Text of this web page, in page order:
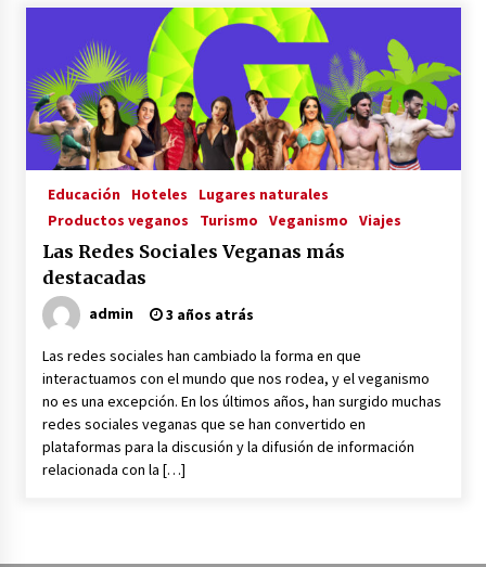
TOP 3: Mejores Proteínas Veganas 2023
3 años atrás
La Primera Maquina Casera para Crear Carne
Vegetal
3 años atrás
el Mundo Empresarial Vegano
3 años atrás
Viajar en moto por Colombia
3 años atrás
Educación Hoteles
Lugares naturales
Productos veganos
Turismo Veganismo Viajes
Las Redes Sociales Veganas más
destacadas
admin 3 años atrás
Las redes sociales han cambiado la forma en que
interactuamos con el mundo que nos rodea, y el veganismo
no es una excepción. En los últimos años, han surgido muchas
redes sociales veganas que se han convertido en
plataformas para la discusión y la difusión de información
relacionada con la […]